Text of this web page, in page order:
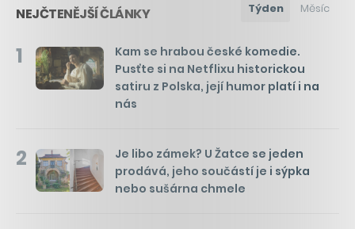
NEJČTENĚJŠÍ ČLÁNKY Týden Měsíc
1
Kam se hrabou české komedie.
Pusťte si na Netflixu historickou
satiru z Polska, její humor platí i na
nás
2
Je libo zámek? U Žatce se jeden
prodává, jeho součástí je i sýpka
nebo sušárna chmele